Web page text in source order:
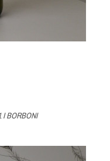
I BORBONI